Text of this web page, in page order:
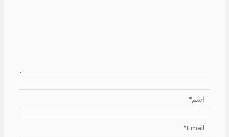
اسم*
Email*